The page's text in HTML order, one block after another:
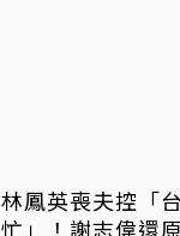
林鳳英喪夫控「
忙」！謝志偉還